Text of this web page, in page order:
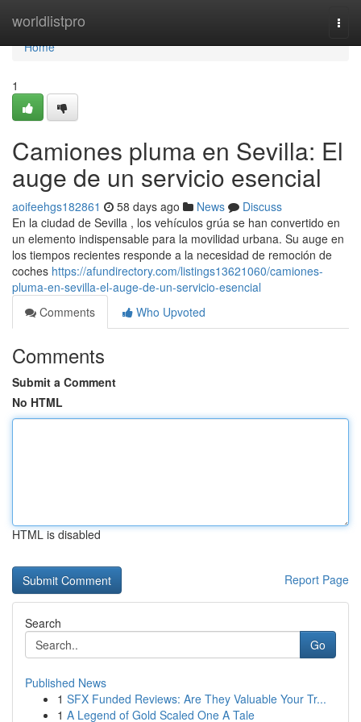
worldlistpro
Home
Home
1
Camiones pluma en Sevilla: El
auge de un servicio esencial
aoifeehgs182861 58 days ago News
Discuss
En la ciudad de Sevilla , los vehículos grúa se han convertido en
un elemento indispensable para la movilidad urbana. Su auge en
los tiempos recientes responde a la necesidad de remoción de
coches https://afundirectory.com/listings13621060/camiones-
pluma-en-sevilla-el-auge-de-un-servicio-esencial
Comments
Who Upvoted
Comments
Submit a Comment
No HTML
HTML is disabled
Report Page
Search
Go
Published News
1 SFX Funded Reviews: Are They Valuable Your Tr...
1 A Legend of Gold Scaled One A Tale